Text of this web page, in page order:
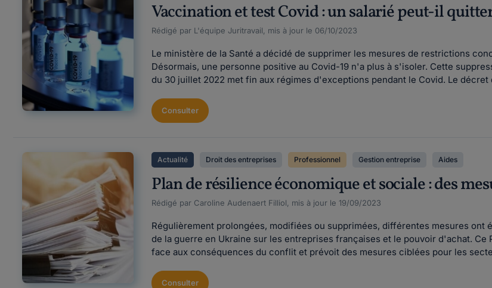
Vaccination et test Covid : un salarié peut-il
Rédigé par L'équipe Juritravail, mis à jour le 06/10/2023
Le ministère de la Santé a décidé de supprimer les mesures de restrictions
Désormais, une personne positive au Covid-19 n'a plus à s'isoler. Cette
du 30 juillet 2022 met fin aux régimes d'exceptions pendant le Covid. Le décret
Consulter
Actualité Droit des entreprises Professionnel Gestion entreprise Aides
Plan de résilience économique et sociale : des
Rédigé par Caroline Audenaert Filliol, mis à jour le 19/09/2023
Régulièrement prolongées, modifiées ou supprimées, différentes mesures
de la guerre en Ukraine sur les entreprises françaises et le pouvoir d'achat.
face aux conséquences du conflit et prévoit des mesures ciblées pour les
Consulter